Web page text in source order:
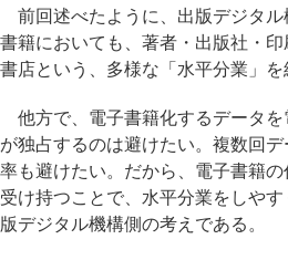
前回述べたように、出版デジタル
書籍においても、著者・出版社・印
書店という、多様な「水平分業」を
他方で、電子書籍化するデータを
が独占するのは避けたい。複数回
率も避けたい。だから、電子書籍
受け持つことで、水平分業をしや
版デジタル機構側の考えである。